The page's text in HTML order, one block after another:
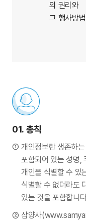
의 권리와
그 행사방법
01. 총칙
개인정보란 생존하
포함되어 있는 성명,
개인을 식별할 수 있
식별할 수 없더라도
있는 것을 포함합니
삼양사